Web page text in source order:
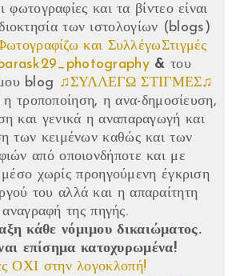
φωτογραφίες και τα βίντεο είναι
των ιστολογίων (blogs)
και ΣυλλέγωΣτιγμές
& του
blog ♫ΣΥΛΛΕΓΩ ΣΤΙΓΜΕΣ♫
η τροποποίηση, η ανα-δημοσίευση,
και γενικά η αναπαραγωγή και
των κειμένων καθώς και των
από οποιονδήποτε και με
χωρίς προηγούμενη έγκριση
του αλλά και η απαραίτητη
αναγραφή της πηγής.
κάθε νόμιμου δικαιώματος.
επίσημα κατοχυρωμένα!
ΟΧΙ στην λογοκλοπή!